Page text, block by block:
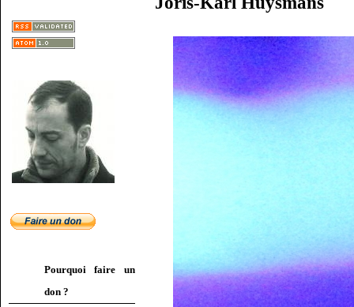
Pourquoi faire un
don ?